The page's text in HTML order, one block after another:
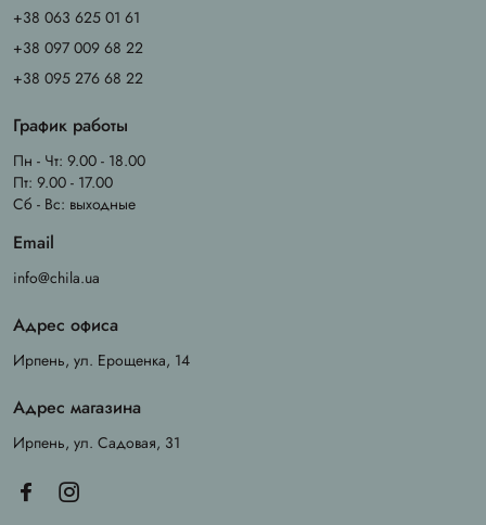
+38 063 625 01 61
+38 097 009 68 22
+38 095 276 68 22
График работы
Пн - Чт: 9.00 - 18.00
Пт: 9.00 - 17.00
Сб - Вс: выходные
Email
info@chila.ua
Адрес офиса
Ирпень, ул. Ерощенка, 14
Адрес магазина
Ирпень, ул. Садовая, 31